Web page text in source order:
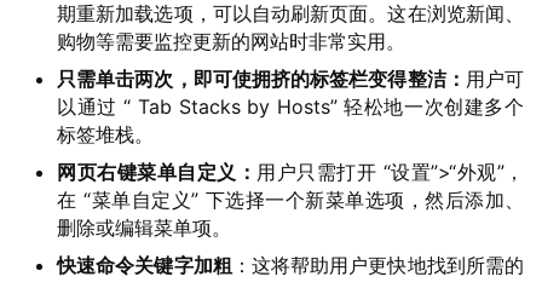
期重新加载选项，可以自动刷新页面。这在浏览新闻、
购物等需要监控更新的网站时非常实用。
只需单击两次，即可使拥挤的标签栏变得整洁： 用户可
以通过 “ Tab Stacks by Hosts” 轻松地一次创建多个
标签堆栈。
网页右键菜单自定义： 用户只需打开 “设置”>“外观”，
在 “菜单自定义” 下选择一个新菜单选项，然后添加、
删除或编辑菜单项。
快速命令关键字加粗 ：这将帮助用户更快地找到所需的